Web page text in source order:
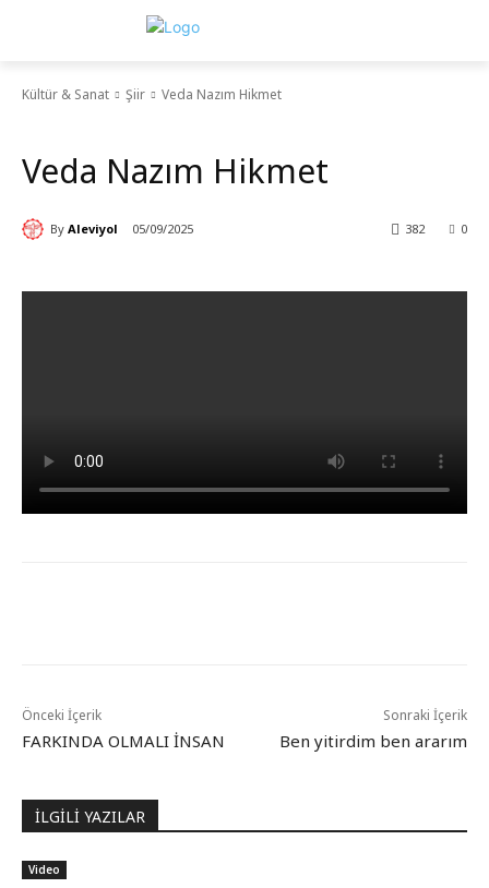
Kültür & Sanat Şiir Veda Nazım Hikmet
Veda Nazım Hikmet
By Aleviyol 05/09/2025 0
382
Önceki İçerik
FARKINDA OLMALI İNSAN
Sonraki İçerik
Ben yitirdim ben ararım
İLGİLİ YAZILAR
Video